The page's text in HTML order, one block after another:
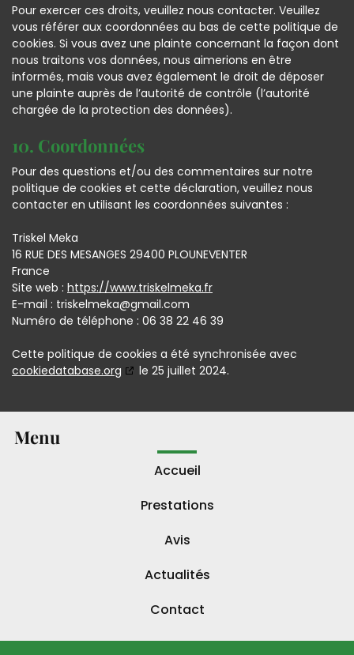
Pour exercer ces droits, veuillez nous contacter. Veuillez
vous référer aux coordonnées au bas de cette politique de
cookies. Si vous avez une plainte concernant la façon dont
nous traitons vos données, nous aimerions en être
informés, mais vous avez également le droit de déposer
une plainte auprès de l’autorité de contrôle (l’autorité
chargée de la protection des données).
10. Coordonnées
Pour des questions et/ou des commentaires sur notre
politique de cookies et cette déclaration, veuillez nous
contacter en utilisant les coordonnées suivantes :
Triskel Meka
16 RUE DES MESANGES 29400 PLOUNEVENTER
France
Site web : https://www.triskelmeka.fr
E-mail : triskelmeka@gmail.com
Numéro de téléphone : 06 38 22 46 39
Cette politique de cookies a été synchronisée avec
cookiedatabase.org
le 25 juillet 2024.
Menu
Accueil
Prestations
Avis
Actualités
Contact